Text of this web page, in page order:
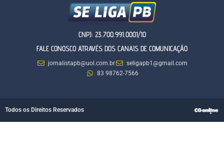
CNPJ: 23.700.991.0001/10
FALE CONOSCO ATRAVÉS DOS CANAIS DE COMUNICAÇÃO
jornalistapb@uol.com.br
seligapb1@gmail.com
83 98762-7566
Todos os Direitos Reservados